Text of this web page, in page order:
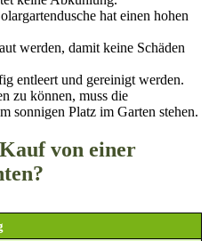
hat einen hohen
werden, damit keine Schäden
entleert und gereinigt werden.
zu können, muss die
sonnigen Platz im Garten stehen.
von einer